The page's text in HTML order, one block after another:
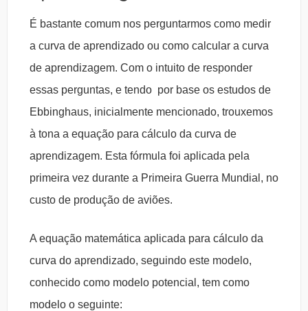
É bastante comum nos perguntarmos como medir
a curva de aprendizado ou como calcular a curva
de aprendizagem. Com o intuito de responder
essas perguntas, e tendo por base os estudos de
Ebbinghaus, inicialmente mencionado, trouxemos
à tona a equação para cálculo da curva de
aprendizagem. Esta fórmula foi aplicada pela
primeira vez durante a Primeira Guerra Mundial, no
custo de produção de aviões.
A equação matemática aplicada para cálculo da
curva do aprendizado, seguindo este modelo,
conhecido como modelo potencial, tem como
modelo o seguinte: